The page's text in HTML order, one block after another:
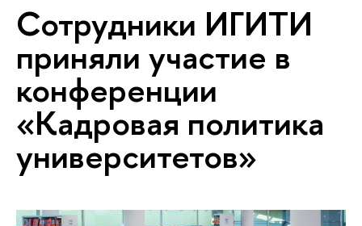
Сотрудники ИГИТИ
приняли участие в
конференции
«Кадровая политика
университетов»